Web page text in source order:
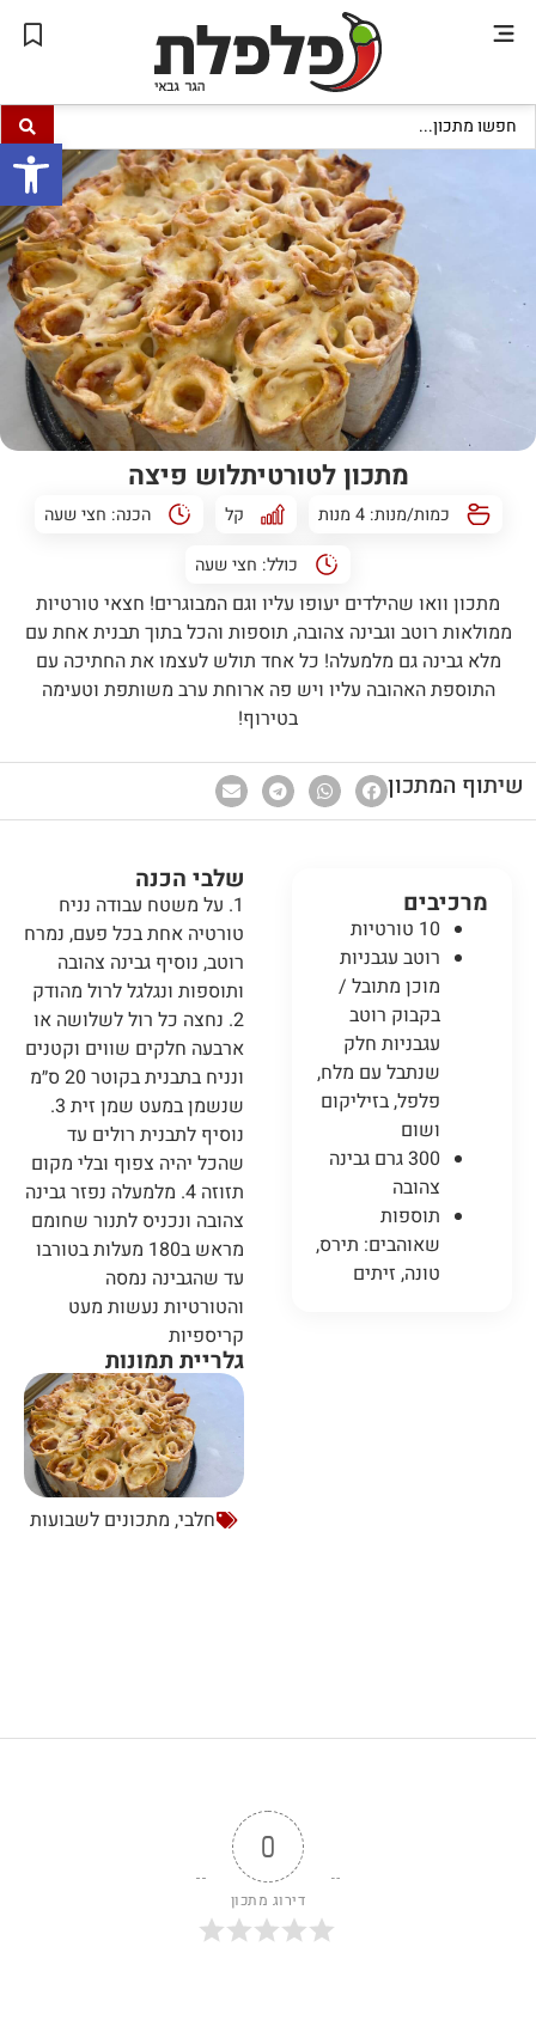
פתח
מתכון לטורטיתלוש פיצה
כמות/מנות: 4 מנות קל הכנה: חצי שעה
כולל: חצי שעה
מתכון וואו שהילדים יעופו עליו וגם המבוגרים! חצאי טורטיות
ממולאות רוטב וגבינה צהובה, תוספות והכל בתוך תבנית אחת עם
מלא גבינה גם מלמעלה! כל אחד תולש לעצמו את החתיכה עם
התוספת האהובה עליו ויש פה ארוחת ערב משותפת וטעימה
בטירוף!
שיתוף המתכון
מרכיבים
10 טורטיות
רוטב עגבניות
מוכן מתובל /
בקבוק רוטב
עגבניות חלק
שנתבל עם מלח,
פלפל, בזיליקום
ושום
300 גרם גבינה
צהובה
תוספות
שאוהבים: תירס,
טונה, זיתים
שלבי הכנה
1. על משטח עבודה נניח
טורטיה אחת בכל פעם, נמרח
רוטב, נוסיף גבינה צהובה
ותוספות ונגלגל לרול מהודק
2. נחצה כל רול לשלושה או
ארבעה חלקים שווים וקטנים
ונניח בתבנית בקוטר 20 ס״מ
שנשמן במעט שמן זית 3.
נוסיף לתבנית רולים עד
שהכל יהיה צפוף ובלי מקום
תזוזה 4. מלמעלה נפזר גבינה
צהובה ונכניס לתנור שחומם
מראש ב180 מעלות בטורבו
עד שהגבינה נמסה
והטורטיות נעשות מעט
קריספיות
גלריית תמונות
חלבי, מתכונים לשבועות
0
דירוג מתכון